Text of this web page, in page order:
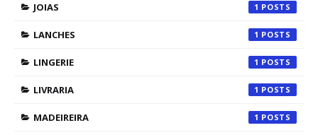
JOIAS 1
LANCHES 1
LINGERIE 1
LIVRARIA 1
MADEIREIRA 1